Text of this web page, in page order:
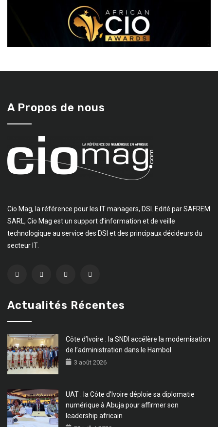
A Propos de nous
Cio Mag, la référence pour les IT managers, DSI. Edité par SAFREM
SARL, Cio Mag est un support d’information et de veille
technologique au service des DSI et des principaux décideurs du
secteur IT.
Actualités Récentes
Côte d’Ivoire : la SNDI accélère la modernisation
de l’administration dans le Hambol
3 août 2026
UAT : la Côte d’Ivoire déploie sa diplomatie
numérique à Abuja pour affirmer son
leadership africain